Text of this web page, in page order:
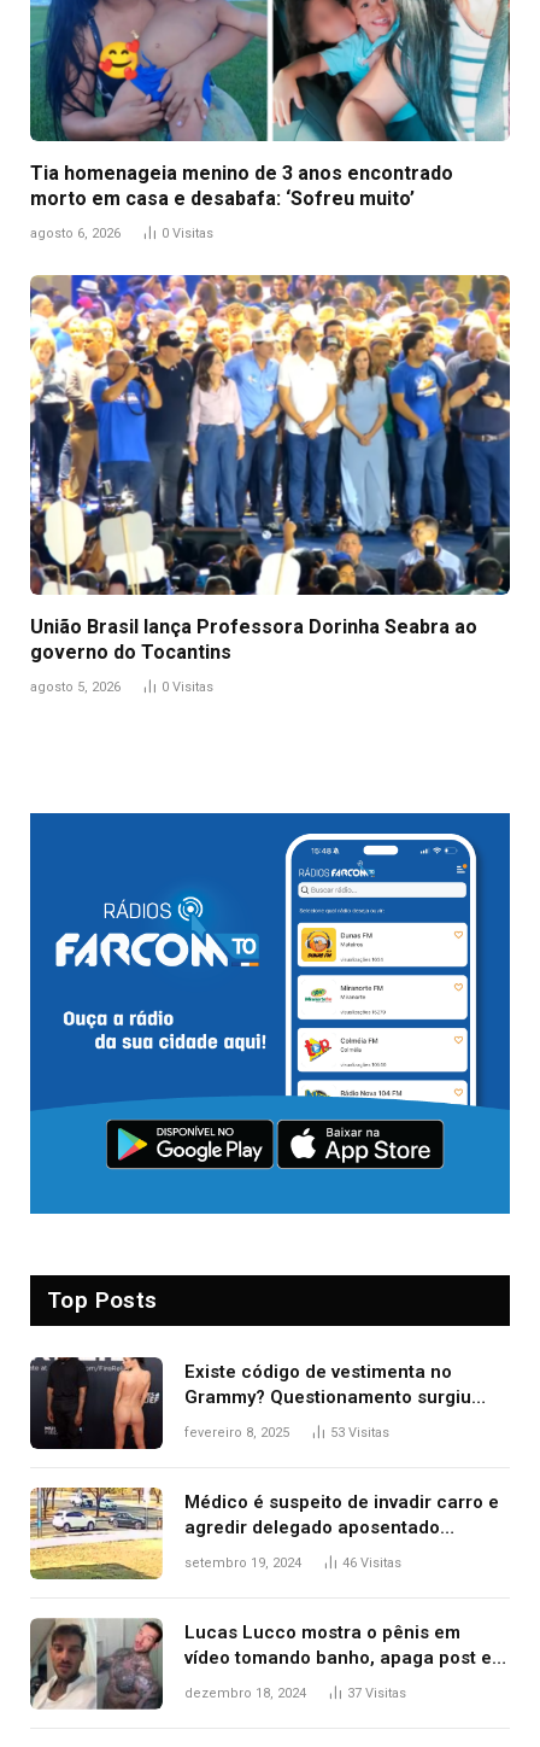
Tia homenageia menino de 3 anos encontrado
morto em casa e desabafa: ‘Sofreu muito’
agosto 6, 2026 0 Visitas
União Brasil lança Professora Dorinha Seabra ao
governo do Tocantins
agosto 5, 2026 0 Visitas
Top Posts
Existe código de vestimenta no
Grammy? Questionamento surgiu
após Bianca Censori, mulher de
fevereiro 8, 2025 53 Visitas
Médico é suspeito de invadir carro e
agredir delegado aposentado
durante confusão no trânsito
setembro 19, 2024 46 Visitas
Lucas Lucco mostra o pênis em
vídeo tomando banho, apaga post e
diz ‘foi mal’
dezembro 18, 2024 37 Visitas